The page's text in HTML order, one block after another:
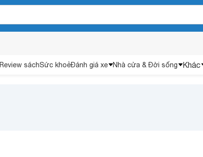
Review sáchSức khoẻĐánh giá xe Nhà cửa & Đời sống Khác